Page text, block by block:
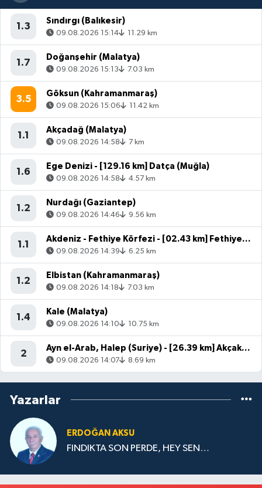
1.3
Sındırgı (Balıkesir)
09.08.2026 15:14 11.29 km
1.7
Doğanşehir (Malatya)
09.08.2026 15:13 7.03 km
3.5
Göksun (Kahramanmaraş)
09.08.2026 15:06 11.42 km
1.1
Akçadağ (Malatya)
09.08.2026 14:58 7 km
1.6
Ege Denizi - [129.16 km] Datça (Muğla)
09.08.2026 14:58 4.57 km
1.2
Nurdağı (Gaziantep)
09.08.2026 14:46 9.56 km
1.1
Akdeniz - Fethiye Körfezi - [02.43 km] Fethiye (Muğla)
09.08.2026 14:39 6.25 km
1.2
Elbistan (Kahramanmaraş)
09.08.2026 14:18 7.03 km
1.4
Kale (Malatya)
09.08.2026 14:10 10.75 km
2
Ayn el-Arab, Halep (Suriye) - [26.39 km] Akçakale (Şanlıurfa)
09.08.2026 14:07 8.69 km
Yazarlar
ERDOĞAN AKSU
FINDIKTA SON PERDE, HEY SEN…